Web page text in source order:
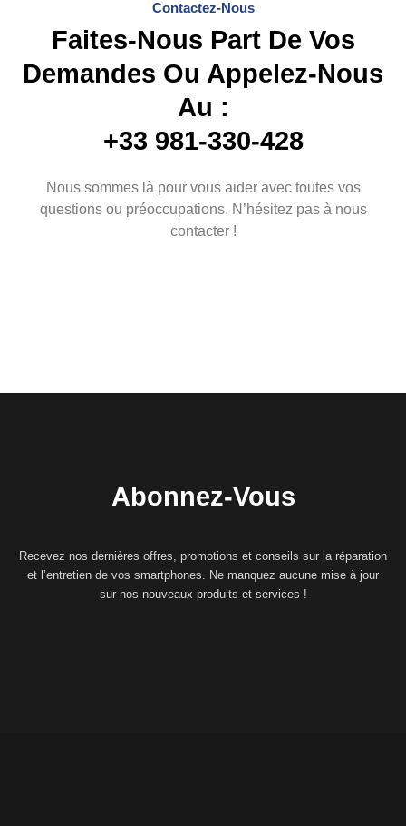
Contactez-Nous
Faites-Nous Part De Vos
Demandes Ou Appelez-Nous
Au :
+33 981-330-428
Nous sommes là pour vous aider avec toutes vos
questions ou préoccupations. N’hésitez pas à nous
contacter !
Abonnez-Vous
Recevez nos dernières offres, promotions et conseils sur la réparation
et l’entretien de vos smartphones. Ne manquez aucune mise à jour
sur nos nouveaux produits et services !